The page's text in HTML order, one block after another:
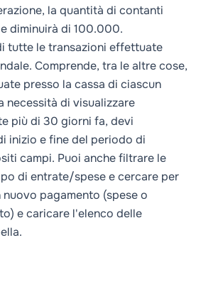
la quantità di contanti
diminuirà di 100.000.
tutte le transazioni effettuate
Comprende, tra le altre cose,
presso la cassa di ciascun
necessità di visualizzare
più di 30 giorni fa, devi
inizio e fine del periodo di
campi. Puoi anche filtrare le
di entrate/spese e cercare per
nuovo pagamento (spese o
e caricare l'elenco delle